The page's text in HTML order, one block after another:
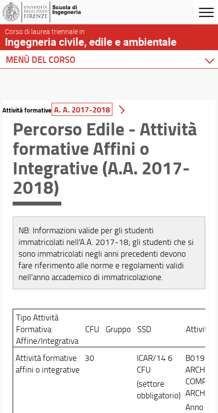
Corso di laurea triennale in
Ingegneria civile, edile e ambientale
MENÙ DEL CORSO
Didattica
Articolazione insegnamenti
Conoscenza di altre lingue
Tirocinio formativo
Ricerca insegnamenti
Piani di studio
Orientamento
Mobilità internazionale
Prova finale
Docenti
Orario e calendari
Contatti
Attività formative A. A. 2017-2018
Percorso Edile - Attività
formative Affini o
Integrative (A.A. 2017-
2018)
NB: Informazioni valide per gli studenti
immatricolati nell'A.A. 2017-18; gli studenti che si
sono immatricolati negli anni precedenti devono
fare riferimento alle norme e regolamenti validi
nell'anno accademico di immatricolazione.
Tipo Attività
Formativa:
Affine/Integrativa
CFU Gruppo SSD Attività
Attività formative
affini o integrative
30
ICAR/14 6
CFU
(settore
obbligatorio)
Anno